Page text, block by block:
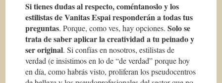
Si tienes dudas al respecto, coméntanoslo y los
estilistas de Vanitas Espai responderán a todas tus
preguntas. Porque, como ves, hay opciones.Solo se
trata de saber aplicar la creatividad a tu peinado y
ser original. Si confías en nosotros, estilistas de
verdad (e insistimos en lo de “de verdad” porque hoy
en día, como habrás visto, proliferan los pseudocentros